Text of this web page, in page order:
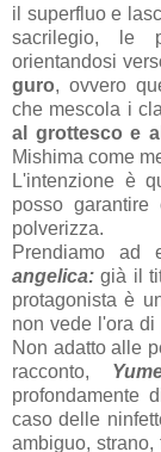
il superfluo e
sacrilegio, le
orientandosi
guro, ovvero
che mescola i
al grottesco e
Mishima come
L'intenzione è
posso
polverizza.
Prendiamo ad
angelica: già il
protagonista è
non vede l'ora
Non adatto alle
racconto,
profondamente
caso delle
ambiguo,